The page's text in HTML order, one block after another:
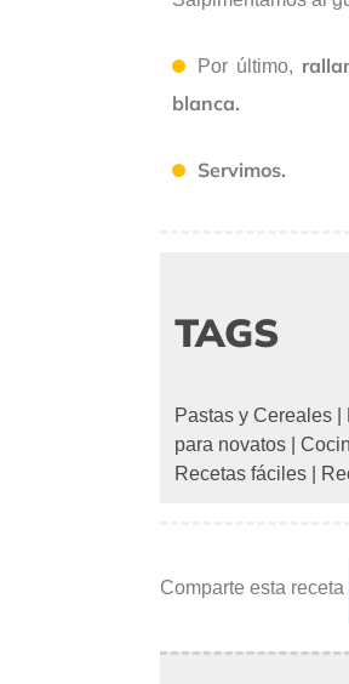
Por último,
blanca.
Servimos.
TAGS
Pastas y Cereales
para novatos
Recetas fáciles
Comparte esta receta